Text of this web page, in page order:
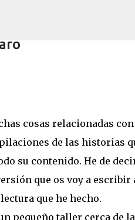
exprimir tu
cosas relacionadas
de las historias
su contenido. He de
que os voy a
que he hecho.
pequeño taller cerca de